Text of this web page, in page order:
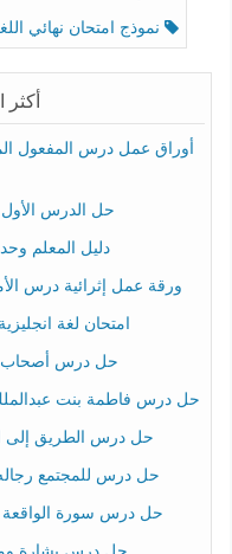
نموذج امتحان نهائي اللغة
أكثر
أوراق عمل درس المفعول
حل الدرس الأول
دليل المعلم
ورقة عمل إثرائية درس
امتحان لغة
حل درس أصحاب
حل درس فاطمة بنت
حل درس الطريق إلى
حل درس للمجتمع
حل درس سورة الواقعة 57-74 تربية اسلامية الصف